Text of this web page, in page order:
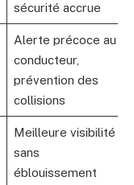
sécurité accrue
Alerte précoce au
conducteur,
prévention des
collisions
Meilleure visibilité
sans
éblouissement